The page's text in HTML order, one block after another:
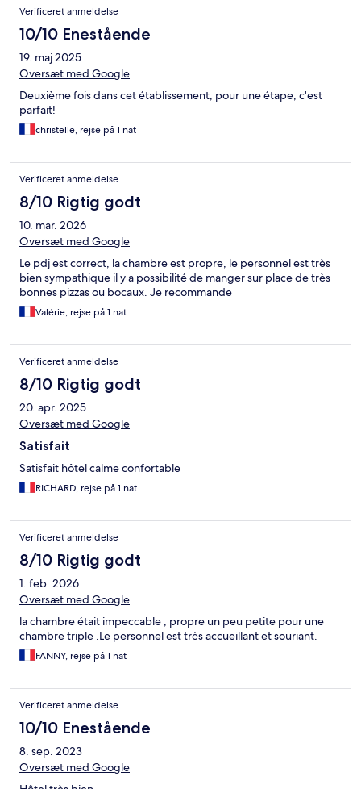
Verificeret anmeldelse
10/10 Enestående
19. maj 2025
Oversæt med Google
Deuxième fois dans cet établissement, pour une étape, c'est
parfait!
christelle, rejse på 1 nat
Verificeret anmeldelse
8/10 Rigtig godt
10. mar. 2026
Oversæt med Google
Le pdj est correct, la chambre est propre, le personnel est très
bien sympathique il y a possibilité de manger sur place de très
bonnes pizzas ou bocaux. Je recommande
Valérie, rejse på 1 nat
Verificeret anmeldelse
8/10 Rigtig godt
20. apr. 2025
Oversæt med Google
Satisfait
Satisfait hôtel calme confortable
RICHARD, rejse på 1 nat
Verificeret anmeldelse
8/10 Rigtig godt
1. feb. 2026
Oversæt med Google
la chambre était impeccable , propre un peu petite pour une
chambre triple .Le personnel est très accueillant et souriant.
FANNY, rejse på 1 nat
Verificeret anmeldelse
10/10 Enestående
8. sep. 2023
Oversæt med Google